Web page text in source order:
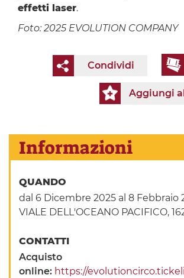
effetti laser.
Foto: 2025 EVOLUTION COMPANY
Condividi
Aggiungi
Informazioni
QUANDO
dal 6 Dicembre 2025 al 8 Febbraio
VIALE DELL'OCEANO PACIFICO,
CONTATTI
Acquisto
online: https://